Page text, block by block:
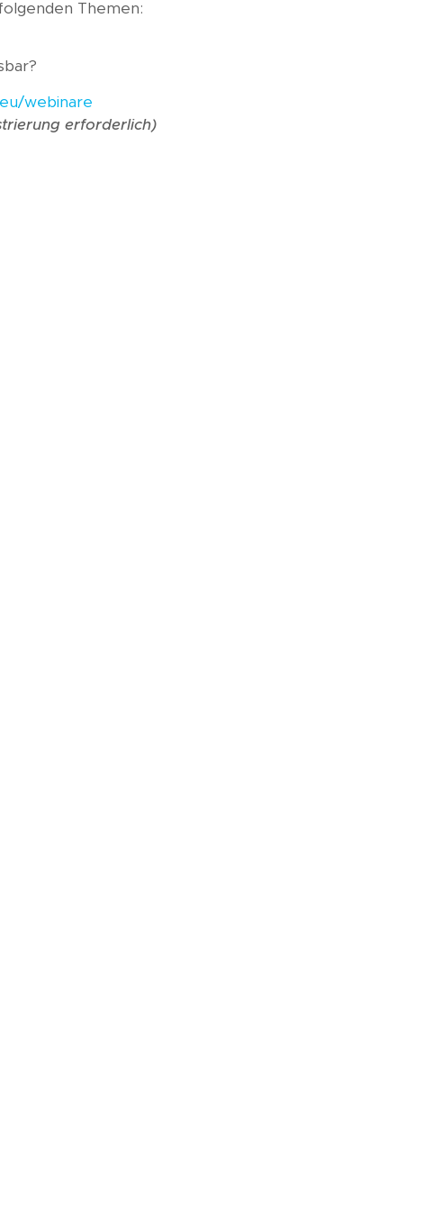
Themen:
webinare
erforderlich)